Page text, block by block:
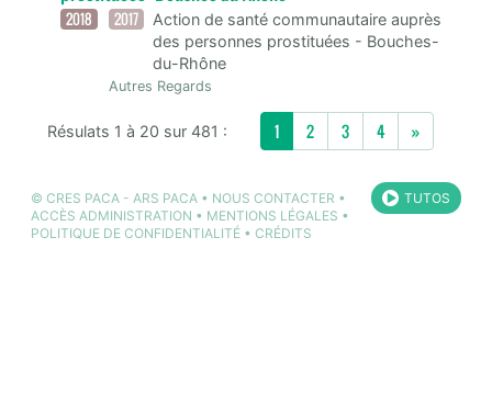
2018 2017
Action de santé communautaire auprès
des personnes prostituées - Bouches-
du-Rhône
Autres Regards
Résulats 1 à 20 sur 481 : 1 2 3 4 »Next
©CRES PACA - ARS PACA • NOUS CONTACTER •
ACCÈS ADMINISTRATION • MENTIONS LÉGALES •
POLITIQUE DE CONFIDENTIALITÉ •CRÉDITS
TUTOS